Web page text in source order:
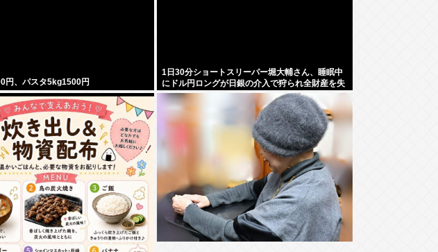
円、パスタ5kg1500円
1日30分ショートスリーパー堀大輔さん、睡眠中
にドル円ロングが日銀の介入で狩られ全財産を失
いブチギレ